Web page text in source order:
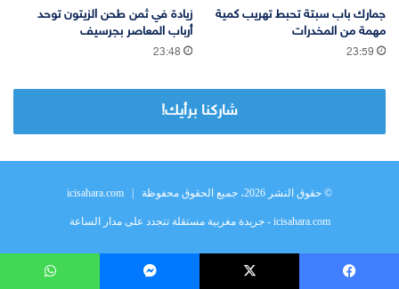
جمارك باب سبتة تحبط تهريب كمية
مهمة من المخدرات
23:59
زيادة في ثمن طحن الزيتون توحد
أرباب المعاصر بجرسيف
23:48
شاركنا برأيك!
© حقوق النشر 2026، جميع الحقوق محفوظة | icisahara.com
icisahara.com - جريدة مغربية مستقلة تتجدد على مدار الساعة